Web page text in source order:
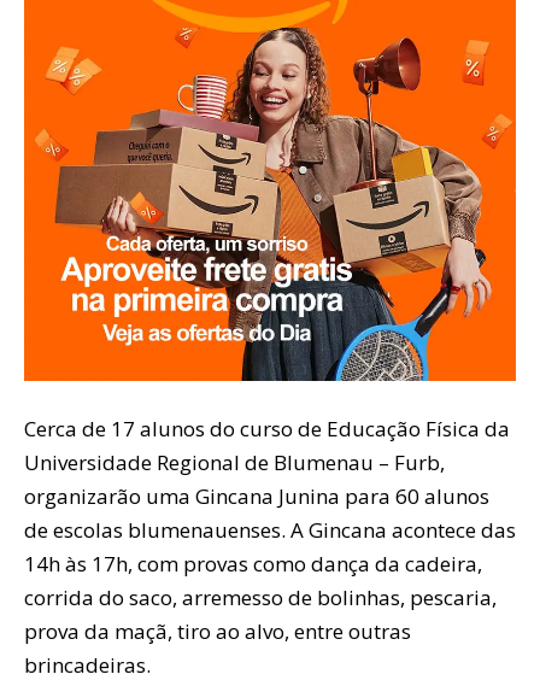
Cerca de 17 alunos do curso de Educação Física da
Universidade Regional de Blumenau – Furb,
organizarão uma Gincana Junina para 60 alunos
de escolas blumenauenses. A Gincana acontece das
14h às 17h, com provas como dança da cadeira,
corrida do saco, arremesso de bolinhas, pescaria,
prova da maçã, tiro ao alvo, entre outras
brincadeiras.